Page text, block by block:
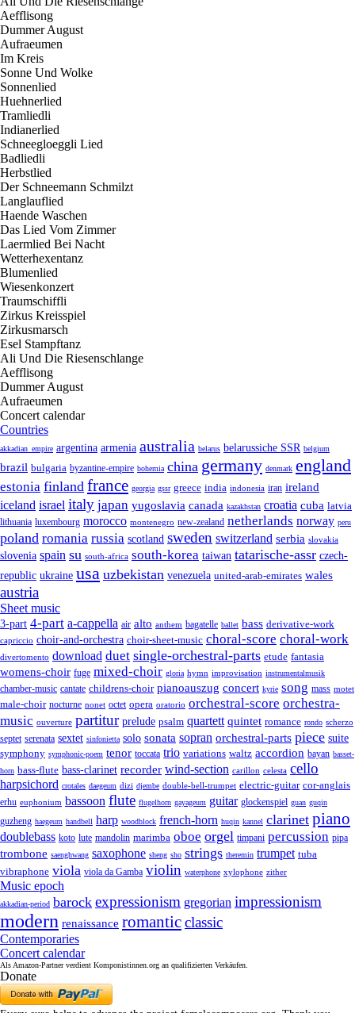
Aefflisong
Dummer August
Aufraeumen
Im Kreis
Sonne Und Wolke
Sonnenlied
Huehnerlied
Tramliedli
Indianerlied
Schneegloeggli Lied
Badliedli
Herbstlied
Der Schneemann Schmilzt
Langlauflied
Haende Waschen
Das Lied Vom Zimmer
Laermlied Bei Nacht
Wetterhexentanz
Blumenlied
Wiesenkonzert
Traumschiffli
Zirkus Kreisspiel
Zirkusmarsch
Esel Stampftanz
Ali Und Die Riesenschlange
Aefflisong
Dummer August
Aufraeumen
Concert calendar
Countries
akkadian_empire argentina armenia australia belarus belarussiche SSR belgium
brazil bulgaria byzantine-empire bohemia china germany denmark england
estonia finland france georgia gssr greece india indonesia iran ireland
iceland israel italy japan yugoslavia canada kazakhstan croatia cuba latvia
lithuania luxembourg morocco montenegro new-zealand netherlands norway peru
poland romania russia scotland sweden switzerland serbia slovakia
slovenia spain su south-africa south-korea taiwan tatarische-assr czech-
republic ukraine usa uzbekistan venezuela united-arab-emirates wales
austria
Sheet music
3-part 4-part a-cappella air alto anthem bagatelle ballet bass derivative-work
capriccio choir-and-orchestra choir-sheet-music choral-score choral-work
divertomento download duet single-orchestral-parts etude fantasia
womens-choir fuge mixed-choir gloria hymn improvisation instrumentalmusik
chamber-music cantate childrens-choir pianoauszug concert kyrie song mass motet
male-choir nocturne nonet octet opera oratorio orchestral-score orchestra-
music ouverture partitur prelude psalm quartett quintet romance rondo scherzo
septet serenata sextet sinfonietta solo sonata sopran orchestral-parts piece suite
symphony symphonic-poem tenor toccata trio variations waltz accordion bayan basset-
horn bass-flute bass-clarinet recorder wind-section carillon celesta cello
harpsichord crotales daegeum dizi djembe double-bell-trumpet electric-guitar cor-anglais
erhu euphonium bassoon flute flugelhorn gayageum guitar glockenspiel guan guqin
guzheng haegeum handbell harp woodblock french-horn huqin kannel clarinet piano
doublebass koto lute mandolin marimba oboe orgel timpani percussion pipa
trombone saenghwang saxophone sheng sho strings theremin trumpet tuba
vibraphone viola viola da Gamba violin waterphone xylophone zither
Music epoch
akkadian-period barock expressionism gregorian impressionism
modern renaissance romanticclassic
Contemporaries
Concert calendar
Als Amazon-Partner verdient Komponistinnen.org an qualifizierten Verkäufen.
Donate